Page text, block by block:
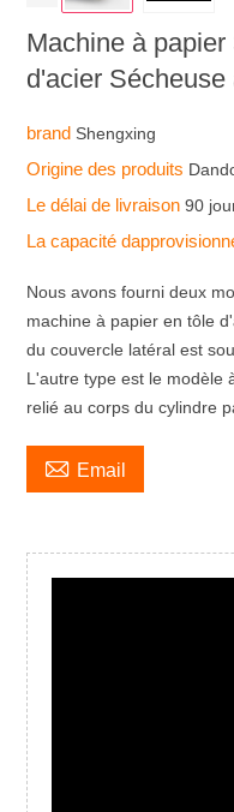
Machine à
d'acier Sécheuse
brand Shengxing
Origine des produits
Le délai de livraison90
La capacité
Nous avons fourni deux
machine à papier en tôle
du couvercle latéral est
L'autre type est le modèle
relié au corps du cylindre
 Email